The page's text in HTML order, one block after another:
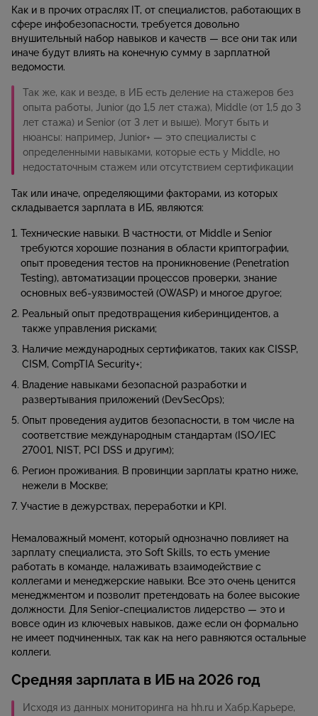
Как и в прочих отраслях IT, от специалистов, работающих в
сфере инфобезопасности, требуется довольно
внушительный набор навыков и качеств — все они так или
иначе будут влиять на конечную сумму в зарплатной
ведомости.
Так же, как и везде, в ИБ есть деление на стажеров без
опыта работы, Junior (до 1,5 лет стажа), Middle (от 1,5 до 3
лет стажа) и Senior (от 3 лет и выше). Могут быть и
нюансы: например, Junior+ — это специалисты с
определенными навыками, которые есть у Middle, но
недостаточным стажем или отсутствием сертификации
Так или иначе, определяющими факторами, из которых
складывается зарплата в ИБ, являются:
Технические навыки. В частности, от Middle и Senior
требуются хорошие познания в области криптографии,
опыт проведения тестов на проникновение (Penetration
Testing), автоматизации процессов проверки, знание
основных веб-уязвимостей (OWASP) и многое другое;
Реальный опыт предотвращения киберинцидентов, а
также управления рисками;
Наличие международных сертификатов, таких как CISSP,
CISM, CompTIA Security+;
Владение навыками безопасной разработки и
развертывания приложений (DevSecOps);
Опыт проведения аудитов безопасности, в том числе на
соответствие международным стандартам (ISO/IEC
27001, NIST, PCI DSS и другим);
Регион проживания. В провинции зарплаты кратно ниже,
нежели в Москве;
Участие в дежурствах, переработки и KPI.
Немаловажный момент, который однозначно повлияет на
зарплату специалиста, это Soft Skills, то есть умение
работать в команде, налаживать взаимодействие с
коллегами и менеджерские навыки. Все это очень ценится
менеджментом и позволит претендовать на более высокие
должности. Для Senior-специалистов лидерство — это и
вовсе один из ключевых навыков, даже если он формально
не имеет подчиненных, так как на него равняются остальные
коллеги.
Средняя зарплата в ИБ на 2026 год
Исходя из данных мониторинга на hh.ru и Хабр.Карьере,